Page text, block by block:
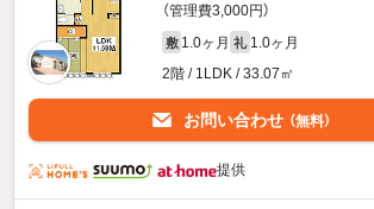
（管理費3,000円）
敷 1.0ヶ月 礼 1.0ヶ月
2階 / 1LDK / 33.07㎡
お問い合わせ （無料）
提供